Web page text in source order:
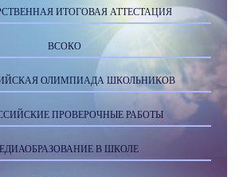
ИТОГОВАЯ АТТЕСТАЦИЯ
ВСОКО
ОЛИМПИАДА ШКОЛЬНИКОВ
ПРОВЕРОЧНЫЕ РАБОТЫ
В ШКОЛЕ